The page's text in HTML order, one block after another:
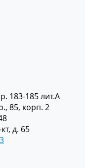
183-185 лит.А
85, корп. 2
д. 65